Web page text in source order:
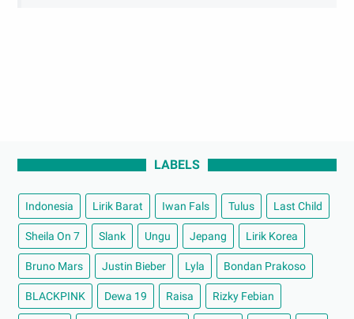
LABELS
Indonesia Lirik Barat Iwan Fals Tulus Last Child
Sheila On 7 Slank Ungu Jepang Lirik Korea
Bruno Mars Justin Bieber Lyla Bondan Prakoso
BLACKPINK Dewa 19 Raisa Rizky Febian